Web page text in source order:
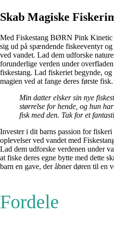
Skab Magiske
Med Fiskestang BØRN Pink
sig ud på spændende fiskeeventyr
ved vandet. Lad dem udforske
forunderlige verden under
fiskestang. Lad fiskeriet begynde,
magien ved at fange deres første fisk.
Min datter elsker sin nye
størrelse for hende, og hun
fisk med den. Tak for et
Invester i dit barns passion for
oplevelser ved vandet med
Lad dem udforske verdenen under
at fiske deres egne bytte med dette
barn en gave, der åbner døren til en
Fordele